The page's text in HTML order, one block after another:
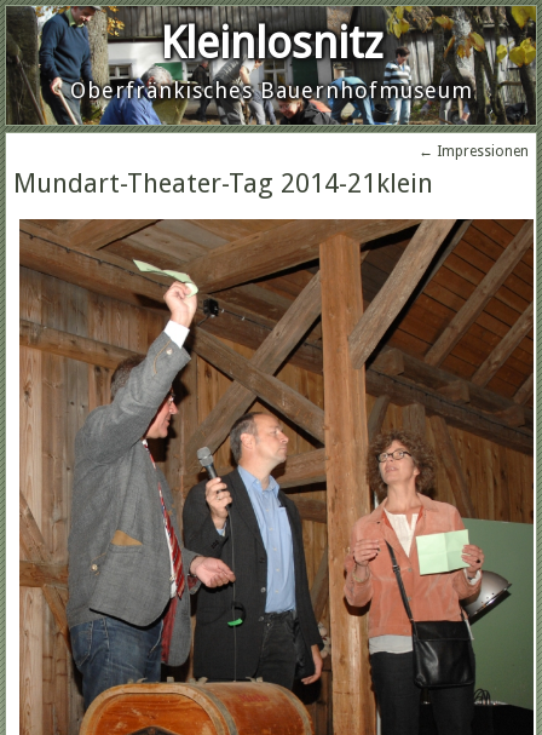
Kleinlosnitz
Oberfränkisches Bauernhofmuseum
← Impressionen
Mundart-Theater-Tag 2014-21klein